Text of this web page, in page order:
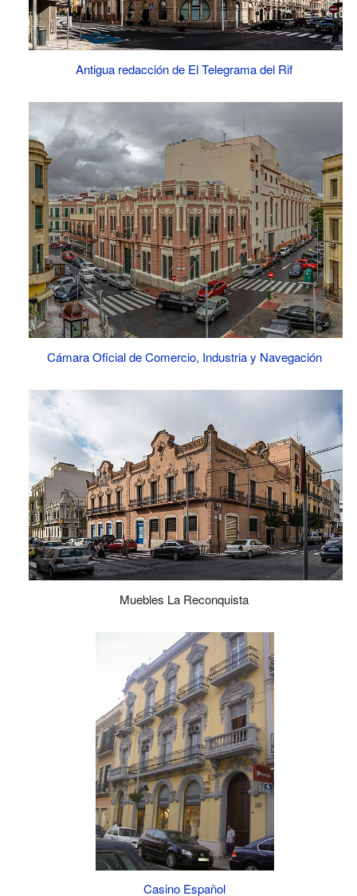
Antigua redacción de El Telegrama del Rif
Cámara Oficial de Comercio, Industria y Navegación
Muebles La Reconquista
Casino Español